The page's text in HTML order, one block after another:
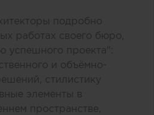
подробно
работах своего бюро,
успешного проекта":
и объёмно-
стилистику
элементы в
пространстве,